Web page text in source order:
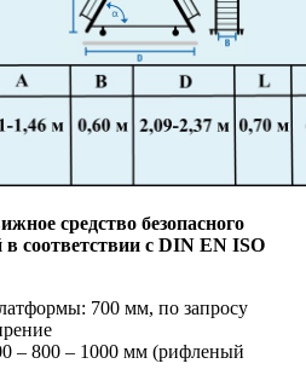
средство безопасного
соответствии с DIN EN ISO
700 мм, по запросу
– 800 – 1000 мм (рифленый